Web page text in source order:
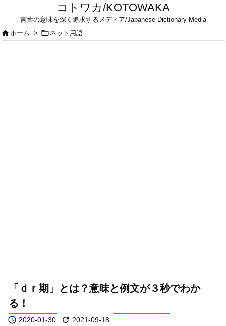
コトワカ/KOTOWAKA
言葉の意味を深く追求するメディア/Japanese Dictionary Media
ホーム >  ネット用語
「ｄｒ期」とは？意味と例文が３秒でわか
る！
 2020-01-30  2021-09-18